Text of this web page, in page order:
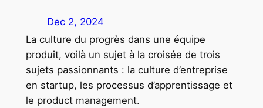
Dec 2, 2024
La culture du progrès dans une équipe
produit, voilà un sujet à la croisée de trois
sujets passionnants : la culture d’entreprise
en startup, les processus d’apprentissage et
le product management.